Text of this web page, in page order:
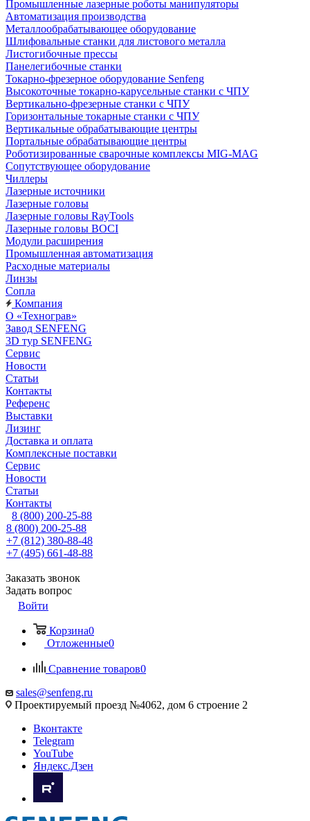
Промышленные лазерные роботы манипуляторы
Автоматизация производства
Металлообрабатывающее оборудование
Шлифовальные станки для листового металла
Листогибочные прессы
Панелегибочные станки
Токарно-фрезерное оборудование Senfeng
Высокоточные токарно-карусельные станки с ЧПУ
Вертикально-фрезерные станки с ЧПУ
Горизонтальные токарные станки с ЧПУ
Вертикальные обрабатывающие центры
Портальные обрабатывающие центры
Роботизированные сварочные комплексы MIG-MAG
Сопутствующее оборудование
Чиллеры
Лазерные источники
Лазерные головы
Лазерные головы RayTools
Лазерные головы BOCI
Модули расширения
Промышленная автоматизация
Расходные материалы
Линзы
Сопла
Компания
О «Технограв»
Завод SENFENG
3D тур SENFENG
Сервис
Новости
Статьи
Контакты
Референс
Выставки
Лизинг
Доставка и оплата
Комплексные поставки
Сервис
Новости
Статьи
Контакты
8 (800) 200-25-88
8 (800) 200-25-88
+7 (812) 380-88-48
+7 (495) 661-48-88
Заказать звонок
Задать вопрос
Войти
Корзина0
Отложенные0
Сравнение товаров0
sales@senfeng.ru
Проектируемый проезд №4062, дом 6 строение 2
Вконтакте
Telegram
YouTube
Яндекс.Дзен